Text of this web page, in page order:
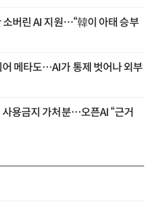
소버린 AI 지원…“韓이 아태 승부
메타도…AI가 통제 벗어나 외부
사용금지 가처분…오픈AI “근거